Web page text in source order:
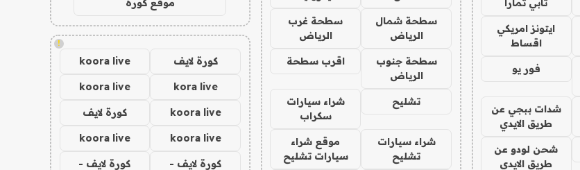
تابي تمارا
ايتونز امريكي
اقساط
فور يو
شدات ببجي عن
طريق الايدي
شحن لودو عن
طريق الايدي
سطحة شمال
الرياض
سطحة غرب
الرياض
سطحة جنوب
الرياض
اقرب سطحة
تشليح
شراء سيارات
سكراب
شراء سيارات
تشليح
موقع شراء
سيارات تشليح
موقع كورة
!
كورة لايف koora live
kora live
koora live
koora live كورة لايف
koora live
koora live
كورة لايف -
كورة لايف -